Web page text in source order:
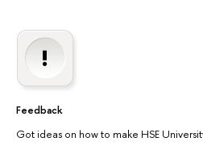
Feedback
Got ideas on how to make HSE